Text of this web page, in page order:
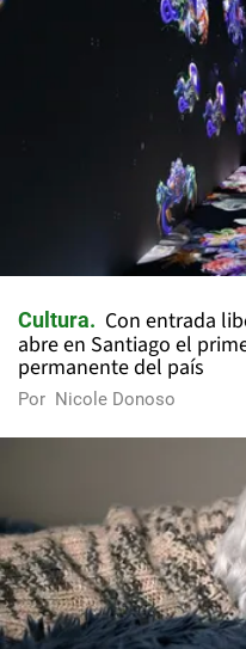
Cultura
Con entrada
abre en Santiago el
permanente del país
Por Nicole Donoso